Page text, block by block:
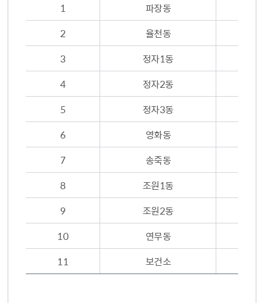
1
파장동
2
율천동
3
정자1동
4
정자2동
5
정자3동
6
영화동
7
송죽동
8
조원1동
9
조원2동
10
연무동
11
보건소